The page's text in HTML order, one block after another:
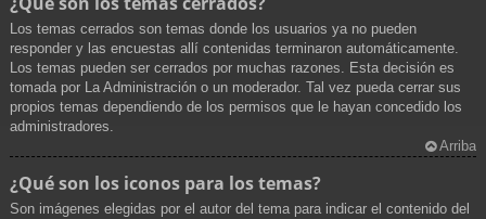
Los temas cerrados son temas donde los usuarios ya no pueden
responder y las encuestas allí contenidas terminaron automáticamente.
Los temas pueden ser cerrados por muchas razones. Esta decisión es
tomada por La Administración o un moderador. Tal vez pueda cerrar sus
propios temas dependiendo de los permisos que le hayan concedido los
administradores.
Arriba
¿Qué son los iconos para los temas?
Son imágenes elegidas por el autor del tema para indicar el contenido del